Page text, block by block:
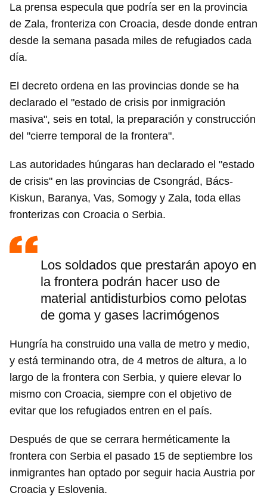
La prensa especula que podría ser en la provincia
de Zala, fronteriza con Croacia, desde donde entran
desde la semana pasada miles de refugiados cada
día.
El decreto ordena en las provincias donde se ha
declarado el "estado de crisis por inmigración
masiva", seis en total, la preparación y construcción
del "cierre temporal de la frontera".
Las autoridades húngaras han declarado el "estado
de crisis" en las provincias de Csongrád, Bács-
Kiskun, Baranya, Vas, Somogy y Zala, toda ellas
fronterizas con Croacia o Serbia.
Los soldados que prestarán apoyo en
la frontera podrán hacer uso de
material antidisturbios como pelotas
de goma y gases lacrimógenos
Hungría ha construido una valla de metro y medio,
y está terminando otra, de 4 metros de altura, a lo
largo de la frontera con Serbia, y quiere elevar lo
mismo con Croacia, siempre con el objetivo de
evitar que los refugiados entren en el país.
Después de que se cerrara herméticamente la
frontera con Serbia el pasado 15 de septiembre los
inmigrantes han optado por seguir hacia Austria por
Croacia y Eslovenia.